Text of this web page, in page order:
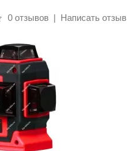
0 отзывов| Написать отзыв